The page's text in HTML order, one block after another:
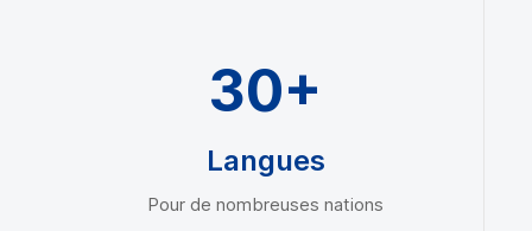
30+
Langues
Pour de nombreuses nations